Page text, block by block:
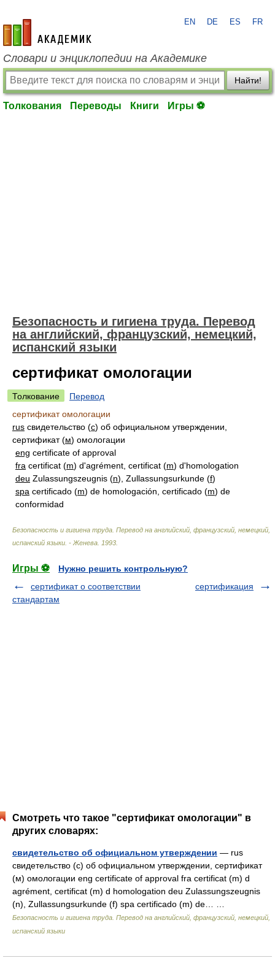
academic.ru
EN DE ES FR
Словари и энциклопедии на Академике
Найти!
Толкования Переводы Книги Игры ⚽
Безопасность и гигиена труда. Перевод
на английский, французский, немецкий,
испанский языки
сертификат омологации
Толкование
Перевод
сертификат омологации
rus свидетельство (с) об официальном утверждении,
сертификат (м) омологации
eng certificate of approval
fra certificat (m) d'agrément, certificat (m) d'homologation
deu Zulassungszeugnis (n), Zullassungsurkunde (f)
spa certificado (m) de homologación, certificado (m) de
conformidad
Безопасность и гигиена труда. Перевод на английский, французский, немецкий,
испанский языки. - Женева 1993
Игры ⚽
Нужно решить контрольную?
сертификат о соответствии
стандартам
сертификация
Смотреть что такое "сертификат омологации" в
других словарях:
свидетельство об официальном утверждении — rus
свидетельство (с) об официальном утверждении, сертификат
(м) омологации eng certificate of approval fra certificat (m) d
agrément, certificat (m) d homologation deu Zulassungszeugnis
(n), Zullassungsurkunde (f) spa certificado (m) de… …
Безопасность и гигиена труда. Перевод на английский, французский, немецкий,
испанский языки